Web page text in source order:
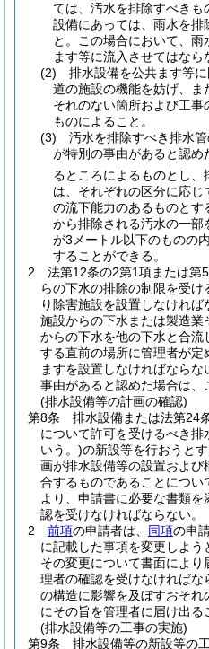
ては、汚水を排除すべきも
設備にあっては、雨水を排
と。
この場合において、
ます等に流入させてはなら
(2)
排水設備を公共ます等
道の施設の機能を妨げ、ま
それのない箇所および工
ものによること。
(3)
汚水を排除すべき排水
が特別の事由があると認め
るところによるものとし、
は、それぞれの区分に応
の流下能力のあるものとす
から排除される汚水の一
が3メートル以下のものの
することができる。
2
法第12条の2第1項または第
らの下水の排除の制限を受け
り除害施設を設置しなけれ
施設からの下水または製造
からの下水を他の下水と合
する直前の場所に管理者が
ますを設置しなければならな
事由があると認めた場合は、
(排水設備等の計画の確認)
第8条
排水設備または法第24
について許可を受けるべき排
いう。)の新設等を行おうと
画が排水設備等の設置およ
合するものであることについ
より、申請書に必要な書類
認を受けなければならない。
2
前項の申請者は、 同項の申
に記載した事項を変更しよう
その変更について書面により
理者の確認を受けなければな
の構造に影響を及ぼすおそ
にその旨を管理者に届け出る
(排水設備等の工事の実施)
第9条
排水設備等の新設等の